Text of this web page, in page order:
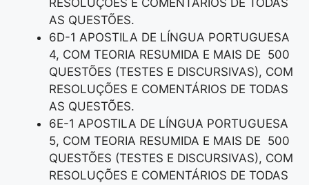
RESOLUÇÕES E COMENTÁRIOS DE TODAS
AS QUESTÕES.
6D-1 APOSTILA DE LÍNGUA PORTUGUESA
4, COM TEORIA RESUMIDA E MAIS DE 500
QUESTÕES (TESTES E DISCURSIVAS), COM
RESOLUÇÕES E COMENTÁRIOS DE TODAS
AS QUESTÕES.
6E-1 APOSTILA DE LÍNGUA PORTUGUESA
5, COM TEORIA RESUMIDA E MAIS DE 500
QUESTÕES (TESTES E DISCURSIVAS), COM
RESOLUÇÕES E COMENTÁRIOS DE TODAS